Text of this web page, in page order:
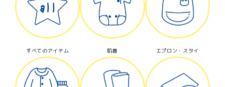
カテゴリー
検索する
すべてのアイテム 肌着 エプロン・スタイ